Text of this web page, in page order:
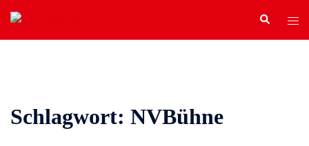
Zum
Inhalt
springen
Search
Schlagwort: NVBühne